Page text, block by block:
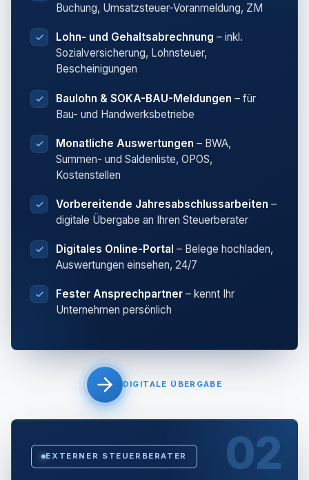
Buchung, Umsatzsteuer-Voranmeldung, ZM
Lohn- und Gehaltsabrechnung – inkl.
Sozialversicherung, Lohnsteuer,
Bescheinigungen
Baulohn & SOKA-BAU-Meldungen – für
Bau- und Handwerksbetriebe
Monatliche Auswertungen – BWA,
Summen- und Saldenliste, OPOS,
Kostenstellen
Vorbereitende Jahresabschlussarbeiten –
digitale Übergabe an Ihren Steuerberater
Digitales Online-Portal – Belege hochladen,
Auswertungen einsehen, 24/7
Fester Ansprechpartner – kennt Ihr
Unternehmen persönlich
DIGITALE ÜBERGABE
02
EXTERNER STEUERBERATER